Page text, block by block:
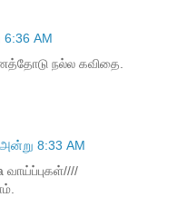
AM
நல்ல கவிதை.
8:33 AM